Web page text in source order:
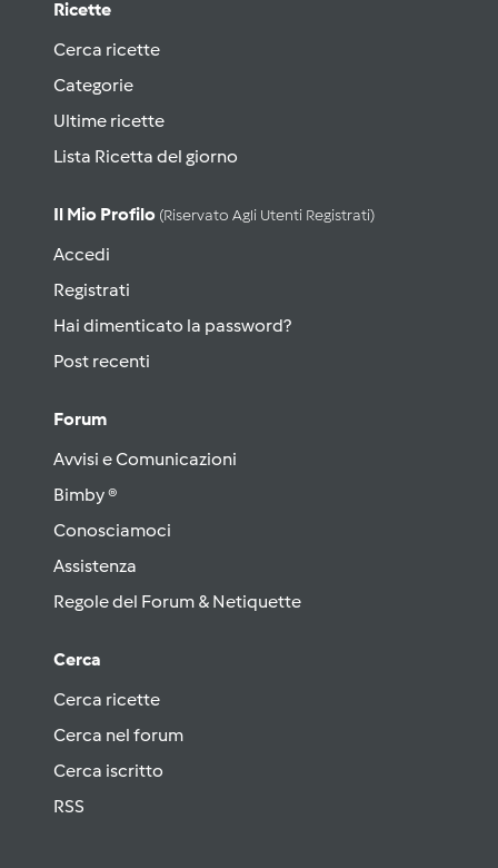
Ricette
Cerca ricette
Categorie
Ultime ricette
Lista Ricetta del giorno
Il Mio Profilo (riservato Agli Utenti Registrati)
Accedi
Registrati
Hai dimenticato la password?
Post recenti
Forum
Avvisi e Comunicazioni
Bimby ®
Conosciamoci
Assistenza
Regole del Forum & Netiquette
Cerca
Cerca ricette
Cerca nel forum
Cerca iscritto
RSS